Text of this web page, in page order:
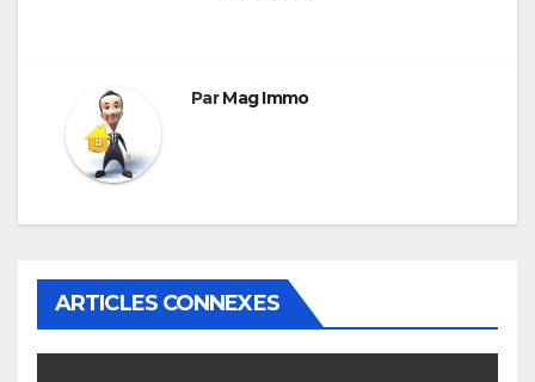
ParMag Immo
ARTICLES CONNEXES